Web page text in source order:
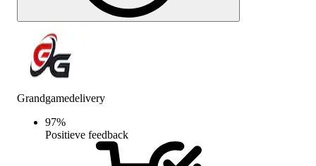
Grandgamedelivery
97%
Positieve feedback